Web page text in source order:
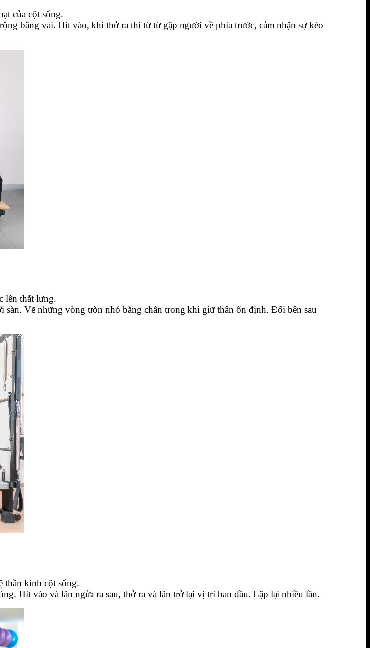
của cột sống.
bằng vai. Hít vào, khi thở ra thì từ từ gập người về phía trước, cảm nhận sự kéo
lên thắt lưng.
sàn. Vẽ những vòng tròn nhỏ bằng chân trong khi giữ thân ổn định. Đổi bên sau
thần kinh cột sống.
Hít vào và lăn ngửa ra sau, thở ra và lăn trở lại vị trí ban đầu. Lặp lại nhiều lần.